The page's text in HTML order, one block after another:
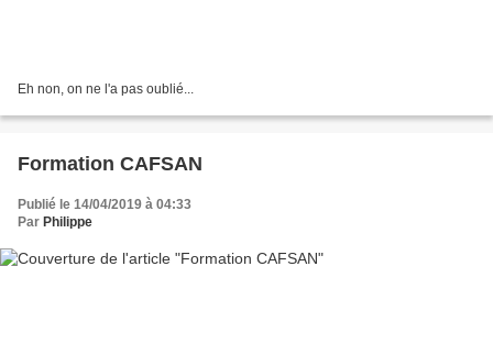
Eh non, on ne l'a pas oublié...
Formation CAFSAN
Publié le 14/04/2019 à 04:33
Par Philippe